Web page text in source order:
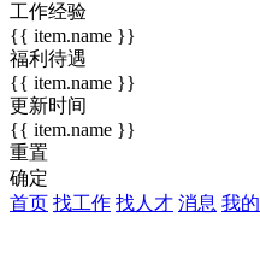
工作经验
{{ item.name }}
福利待遇
{{ item.name }}
更新时间
{{ item.name }}
重置
确定
首页 找工作 找人才 消息 我的